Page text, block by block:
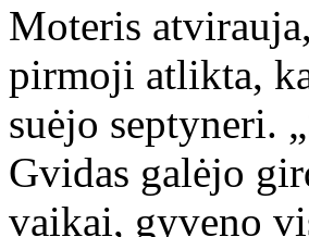
Moteris
pirmoji atlikta,
suėjo septyneri.
Gvidas galėjo
vaikai, gyveno